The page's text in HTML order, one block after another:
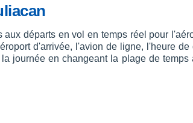
départs en vol en temps réel pour
d'arrivée, l'avion de ligne, l'heure
journée en changeant la plage de